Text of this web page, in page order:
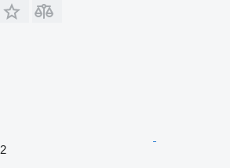
2